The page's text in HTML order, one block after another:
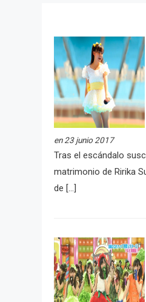
en 23 junio 2017
Tras el escándalo
matrimonio de Ririka
de […]